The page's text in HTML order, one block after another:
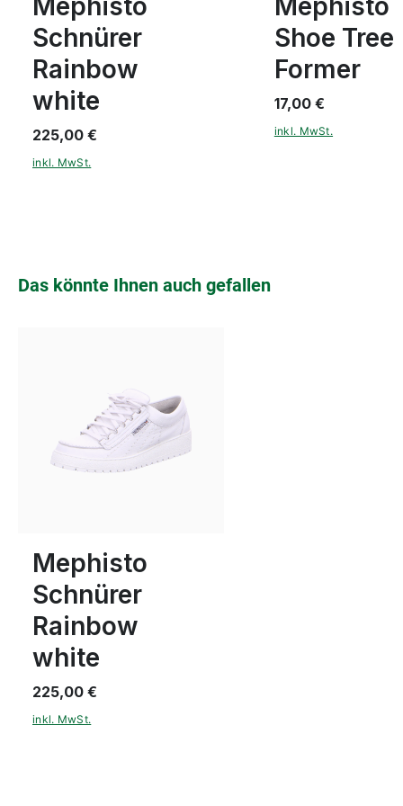
Schnürer
Rainbow
white
225,00 €
inkl. MwSt.
Shoe Tree
Former
17,00 €
inkl. MwSt.
Produktgalerie überspringen
Das könnte Ihnen auch gefallen
Mephisto
Schnürer
Rainbow
white
225,00 €
inkl. MwSt.